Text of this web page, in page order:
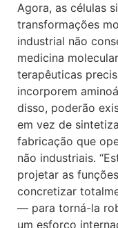
Agora, as células
transformações
industrial não
medicina
terapêuticas
incorporem
disso, poderão
em vez de
fabricação que
não industriais.
projetar as
concretizar
— para torná-la
um esforço